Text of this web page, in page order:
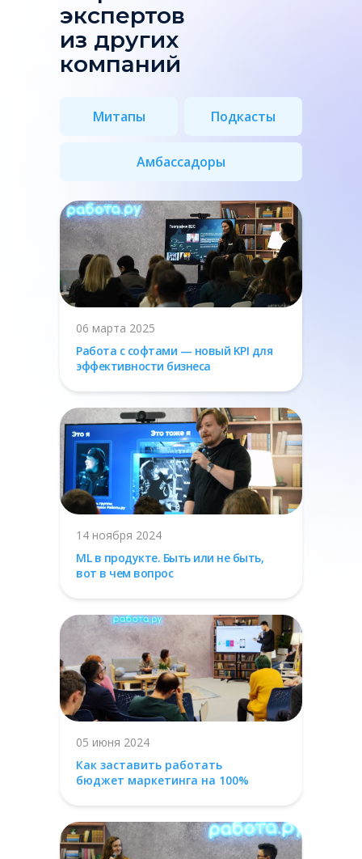
экспертов
из других
компаний
Митапы Подкасты
Амбассадоры
05 июня 2024
Как заставить работать
бюджет маркетинга на 100%
14 ноября 2024
ML в продукте. Быть или не быть,
вот в чем вопрос
06 марта 2025
Работа с софтами — новый KPI для
эффективности бизнеса